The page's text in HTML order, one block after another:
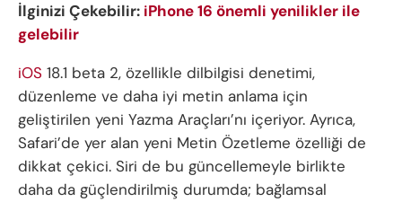
İlginizi Çekebilir: iPhone 16 önemli yenilikler ile
gelebilir
iOS 18.1 beta 2, özellikle dilbilgisi denetimi,
düzenleme ve daha iyi metin anlama için
geliştirilen yeni Yazma Araçları’nı içeriyor. Ayrıca,
Safari’de yer alan yeni Metin Özetleme özelliği de
dikkat çekici. Siri de bu güncellemeyle birlikte
daha da güçlendirilmiş durumda; bağlamsal